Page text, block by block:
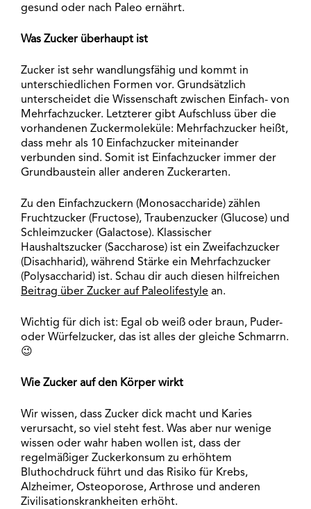
gesund oder nach Paleo ernährt.
Was Zucker überhaupt ist
Zucker ist sehr wandlungsfähig und kommt in
unterschiedlichen Formen vor. Grundsätzlich
unterscheidet die Wissenschaft zwischen Einfach- von
Mehrfachzucker. Letzterer gibt Aufschluss über die
vorhandenen Zuckermoleküle: Mehrfachzucker heißt,
dass mehr als 10 Einfachzucker miteinander
verbunden sind. Somit ist Einfachzucker immer der
Grundbaustein aller anderen Zuckerarten.
Zu den Einfachzuckern (Monosaccharide) zählen
Fruchtzucker (Fructose), Traubenzucker (Glucose) und
Schleimzucker (Galactose). Klassischer
Haushaltszucker (Saccharose) ist ein Zweifachzucker
(Disachharid), während Stärke ein Mehrfachzucker
(Polysaccharid) ist. Schau dir auch diesen hilfreichen
Beitrag über Zucker auf Paleolifestyle an.
Wichtig für dich ist: Egal ob weiß oder braun, Puder-
oder Würfelzucker, das ist alles der gleiche Schmarrn.
😉
Wie Zucker auf den Körper wirkt
Wir wissen, dass Zucker dick macht und Karies
verursacht, so viel steht fest. Was aber nur wenige
wissen oder wahr haben wollen ist, dass der
regelmäßiger Zuckerkonsum zu erhöhtem
Bluthochdruck führt und das Risiko für Krebs,
Alzheimer, Osteoporose, Arthrose und anderen
Zivilisationskrankheiten erhöht.